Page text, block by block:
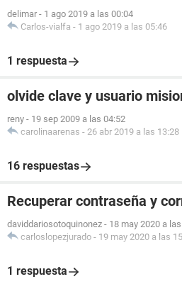
delimar - 1 ago 2019 a las 00:04
Carlos-vialfa - 1 ago 2019 a las 05:46
1 respuesta
olvide clave y usuario
reny - 19 sep 2009 a las 04:52
carolinaarenas - 26 abr 2019 a las 13:28
16 respuestas
Recuperar contraseña y
daviddariosotoquinonez - 18 may 2020 a
carloslopezjurado - 19 may 2020 a las
1 respuesta